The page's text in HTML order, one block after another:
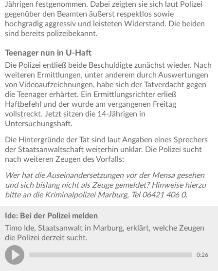
Jährigen festgenommen. Dabei zeigten sie sich laut Polizei
gegenüber den Beamten äußerst respektlos sowie
hochgradig aggressiv und leisteten Widerstand. Die beiden
sind bereits polizeibekannt.
Teenager nun in U-Haft
Die Polizei entließ beide Beschuldigte zunächst wieder. Nach
weiteren Ermittlungen, unter anderem durch Auswertungen
von Videoaufzeichnungen, habe sich der Tatverdacht gegen
die Teenager erhärtet. Ein Ermittlungsrichter erließ
Haftbefehl und der wurde am vergangenen Freitag
vollstreckt. Jetzt sitzen die 14-Jährigen in
Untersuchungshaft.
Die Hintergründe der Tat sind laut Angaben eines Sprechers
der Staatsanwaltschaft weiterhin unklar. Die Polizei sucht
nach weiteren Zeugen des Vorfalls:
Wer hat die Auseinandersetzungen vor der Mensa gesehen
und sich bislang nicht als Zeuge gemeldet? Hinweise hierzu
bitte an die Kriminalpolizei Marburg, Tel 06421 406 0.
Ide: Bei der Polizei melden
Timo Ide, Staatsanwalt in Marburg, erklärt, welche Zeugen
die Polizei derzeit sucht.
0:26